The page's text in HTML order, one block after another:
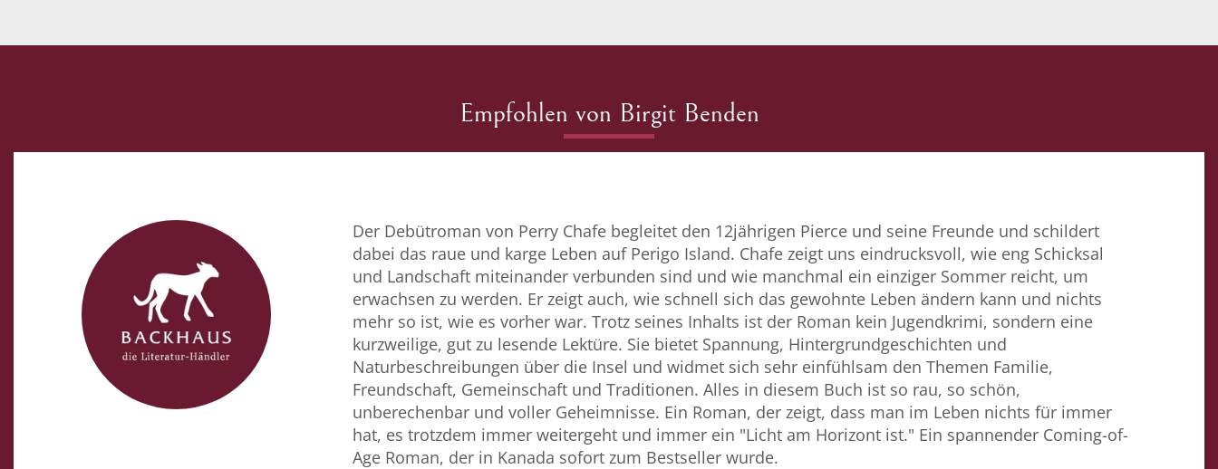
Empfohlen von Birgit Benden
Der Debütroman von Perry Chafe begleitet den 12jährigen Pierce und seine Freunde und schildert
dabei das raue und karge Leben auf Perigo Island. Chafe zeigt uns eindrucksvoll, wie eng Schicksal
und Landschaft miteinander verbunden sind und wie manchmal ein einziger Sommer reicht, um
erwachsen zu werden. Er zeigt auch, wie schnell sich das gewohnte Leben ändern kann und nichts
mehr so ist, wie es vorher war. Trotz seines Inhalts ist der Roman kein Jugendkrimi, sondern eine
kurzweilige, gut zu lesende Lektüre. Sie bietet Spannung, Hintergrundgeschichten und
Naturbeschreibungen über die Insel und widmet sich sehr einfühlsam den Themen Familie,
Freundschaft, Gemeinschaft und Traditionen. Alles in diesem Buch ist so rau, so schön,
unberechenbar und voller Geheimnisse. Ein Roman, der zeigt, dass man im Leben nichts für immer
hat, es trotzdem immer weitergeht und immer ein "Licht am Horizont ist." Ein spannender Coming-of-
Age Roman, der in Kanada sofort zum Bestseller wurde.